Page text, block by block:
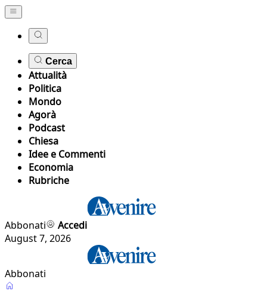
Cerca
Attualità
Politica
Mondo
Agorà
Podcast
Chiesa
Idee e Commenti
Economia
Rubriche
Abbonati
Accedi
August 7, 2026
Abbonati